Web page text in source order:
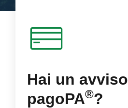
Hai un avviso
pagoPA®?